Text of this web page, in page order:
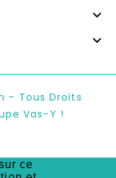


ce
- Tous Droits
Vas-Y !